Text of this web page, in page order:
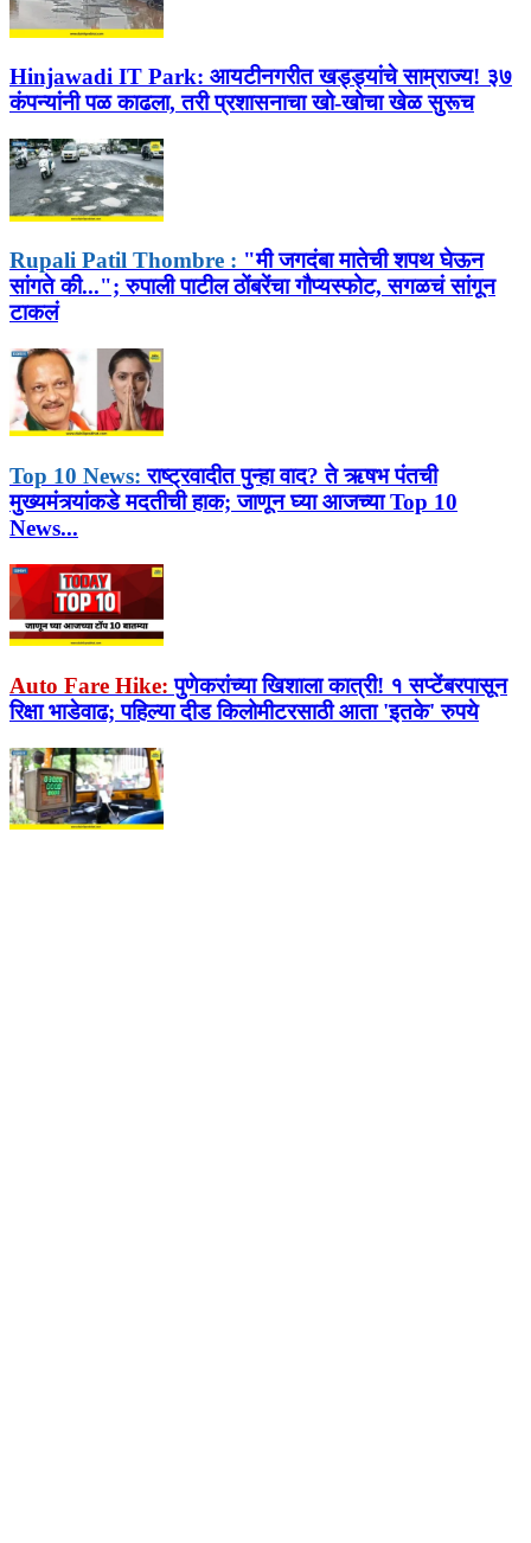
Hinjawadi IT Park: आयटीनगरीत खड्ड्यांचे साम्राज्य! ३७
कंपन्यांनी पळ काढला, तरी प्रशासनाचा खो-खोचा खेळ सुरूच
Rupali Patil Thombre : "मी जगदंबा मातेची शपथ घेऊन
सांगते की..."; रुपाली पाटील ठोंबरेंचा गौप्यस्फोट, सगळचं सांगून
टाकलं
Top 10 News: राष्ट्रवादीत पुन्हा वाद? ते ऋषभ पंतची
मुख्यमंत्र्यांकडे मदतीची हाक; जाणून घ्या आजच्या Top 10
News...
Auto Fare Hike: पुणेकरांच्या खिशाला कात्री! १ सप्टेंबरपासून
रिक्षा भाडेवाढ; पहिल्या दीड किलोमीटरसाठी आता 'इतके' रुपये